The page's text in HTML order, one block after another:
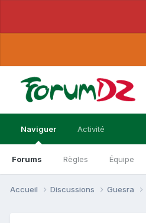
Naviguer
Forums Règles Équipe
Activité
Accueil Discussions Guesra